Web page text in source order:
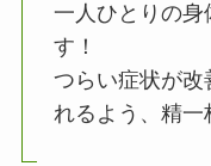
一人ひとりの身
す！
つらい症状が改
れるよう、精一